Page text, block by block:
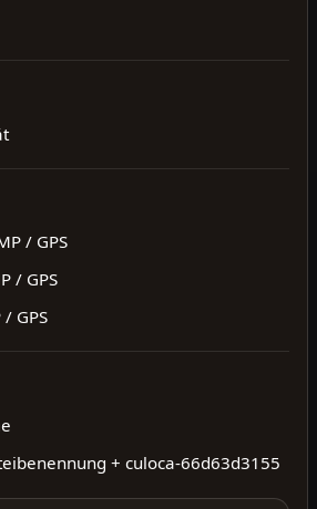
/ GPS
/ GPS
GPS
+ culoca-66d63d3155